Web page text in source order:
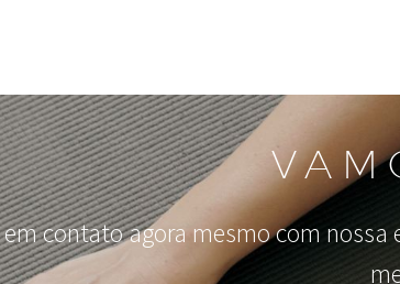
contato agora mesmo com